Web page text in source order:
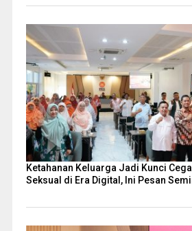
Ketahanan Keluarga Jadi Kunci
Seksual di Era Digital, Ini Pesan